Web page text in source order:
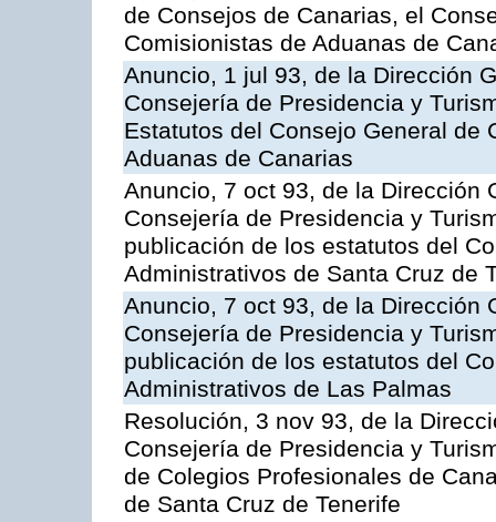
de Consejos de Canarias, el
Comisionistas de Aduanas de
Anuncio, 1 jul 93, de la Dirección
Consejería de Presidencia y
Estatutos del Consejo General de
Aduanas de Canarias
Anuncio, 7 oct 93, de la Dirección
Consejería de Presidencia y
publicación de los estatutos del
Administrativos de Santa Cruz de
Anuncio, 7 oct 93, de la Dirección
Consejería de Presidencia y
publicación de los estatutos del
Administrativos de Las Palmas
Resolución, 3 nov 93, de la
Consejería de Presidencia y
de Colegios Profesionales de
de Santa Cruz de Tenerife